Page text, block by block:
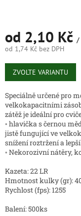
od 2,10 Kč /
od 1,74 Kč bez DPH
Měrná
cena:
ZVOLTE VARIANTU
Speciálně určené pro
velkokapacitními
zátěž je ideální pro
◦ hlavička s černou
jistě fungující ve
snížení roztržení a
◦ Nekorozivní nátěry,
Kazeta: 22 LR
Hmotnost kulky (gr):
Rychlost (fps): 1255
Balení: 500ks